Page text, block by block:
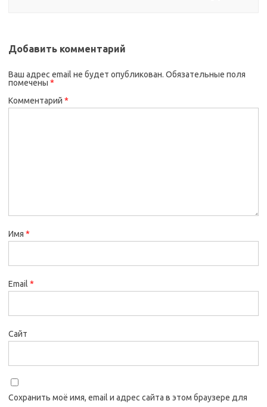
Добавить комментарий
Ваш адрес email не будет опубликован. Обязательные поля
помечены *
Комментарий *
Имя *
Email *
Сайт
Сохранить моё имя, email и адрес сайта в этом браузере для